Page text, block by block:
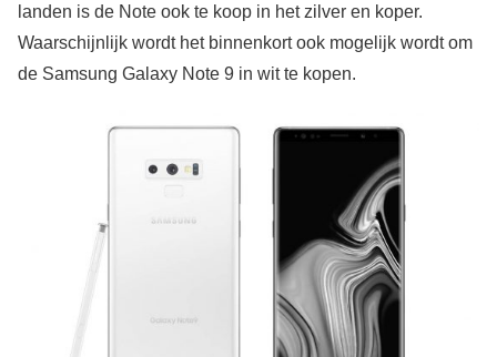
landen is de Note ook te koop in het zilver en koper.
Waarschijnlijk wordt het binnenkort ook mogelijk wordt om
de Samsung Galaxy Note 9 in wit te kopen.